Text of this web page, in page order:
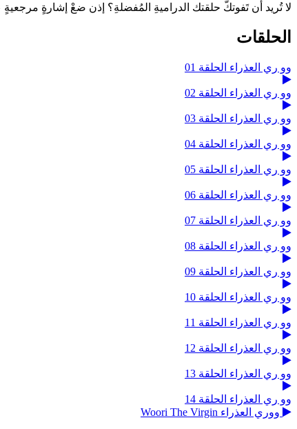
لا تُريد أن تَفوتكّ حلقتك الدراميةِ المُفضلةِ؟ إذن ضعْ إشارةٍ
الحلقات
وو ري العذراء الحلقة 01
وو ري العذراء الحلقة 02
وو ري العذراء الحلقة 03
وو ري العذراء الحلقة 04
وو ري العذراء الحلقة 05
وو ري العذراء الحلقة 06
وو ري العذراء الحلقة 07
وو ري العذراء الحلقة 08
وو ري العذراء الحلقة 09
وو ري العذراء الحلقة 10
وو ري العذراء الحلقة 11
وو ري العذراء الحلقة 12
وو ري العذراء الحلقة 13
وو ري العذراء الحلقة 14
ووري العذراء Woori The Virgin